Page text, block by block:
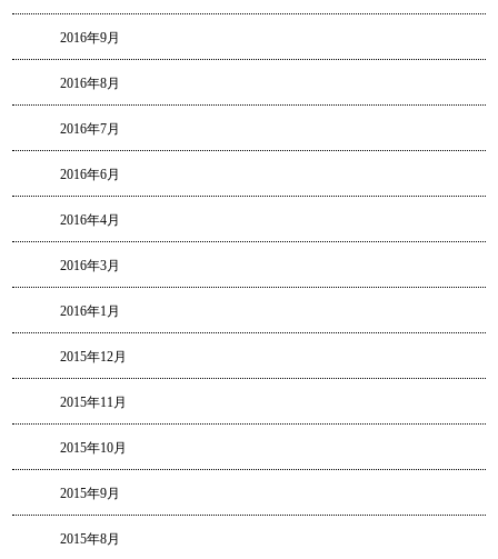
2016年9月
2016年8月
2016年7月
2016年6月
2016年4月
2016年3月
2016年1月
2015年12月
2015年11月
2015年10月
2015年9月
2015年8月